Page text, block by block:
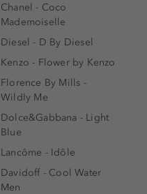
Chanel - Coco
Mademoiselle
Diesel - D By Diesel
Kenzo - Flower by Kenzo
Florence By Mills -
Wildly Me
Dolce&Gabbana - Light
Blue
Lancôme - Idôle
Davidoff - Cool Water
Men